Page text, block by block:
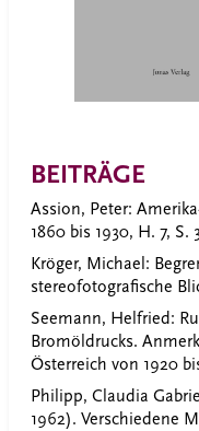
BEITRÄGE
Assion, Peter:
1860 bis 1930, H. 7, S.
Kröger, Michael:
stereofotografische
Seemann, Helfried:
Bromöldrucks.
Österreich von 1920
Philipp, Claudia
1962). Verschiedene